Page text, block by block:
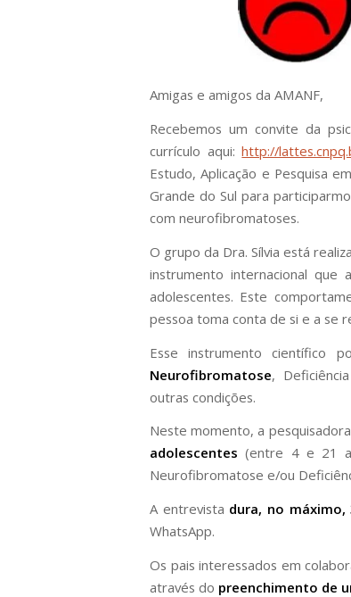
Amigas e amigos da AMANF,
Recebemos um convite da
currículo aqui:http://
Estudo, Aplicação e Pesquisa
Grande do Sul para
com neurofibromatoses.
O grupo da Dra. Sílvia está
instrumento internacional que
adolescentes. Este
pessoa toma conta de si e a se
Esse instrumento científico
Neurofibromatose,
outras condições.
Neste momento, a
adolescentes (entre 4 e 21
Neurofibromatose e/ou
A entrevista dura, no
WhatsApp.
Os pais interessados em
através do preenchimento de